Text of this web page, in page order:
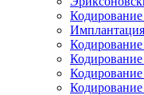
Кодирование